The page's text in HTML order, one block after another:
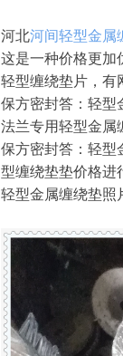
河北河间轻型金属
这是一种价格更加
轻型缠绕垫片，有
保方密封答：轻型
法兰专用轻型金属
保方密封答：轻型
型缠绕垫垫价格进
轻型金属缠绕垫照